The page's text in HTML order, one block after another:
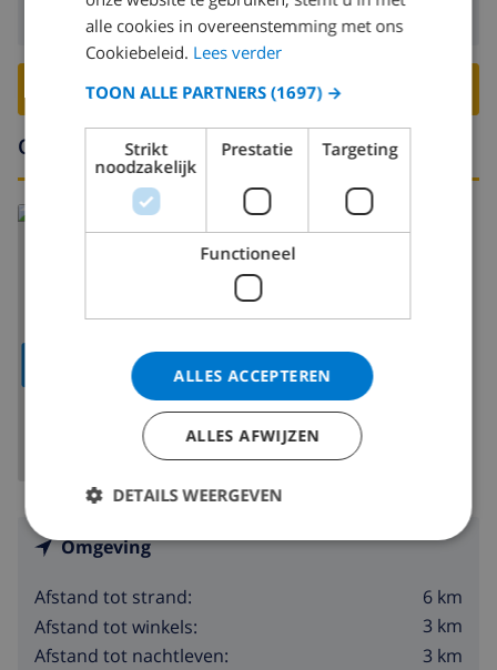
Vertrek:Voor: 10:00
BOEK DEZE VILLA ›
Omgeving
TOON KAART
Lees meer over:
Spanje >Costa Blanca
Omgeving
Afstand tot strand:
6 km
Afstand tot winkels:
3 km
Afstand tot nachtleven:
3 km
alle cookies in overeenstemming met ons
Cookiebeleid. Lees verder
TOON ALLE PARTNERS(1697) →
Strikt
noodzakelijk
Prestatie Targeting
Functioneel
ALLES ACCEPTEREN
ALLES AFWIJZEN
DETAILS WEERGEVEN